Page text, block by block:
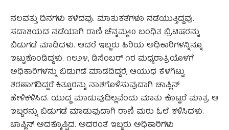
ನಲವತ್ತು ದಿನಗಳು ಕಳೆದವು. ಮಾತುಕತೆಗಳೂ ನಡೆಯುತ್ತಿದ್ದವು.
ಸದಾಶಯದ ನಡೆಯಾಗಿ ರಾಣಿ ಚೆನ್ನಮ್ಮ40 ಬಂಧಿತ ಬ್ರಿಟಿಷರನ್ನು
ಬಿಡುಗಡೆ ಮಾಡಿದಳು. ಆದರೆ ಇಬ್ಬರು ಹಿರಿಯ ಅಧಿಕಾರಿಗಳನ್ನಿನ್ನೂ
ಇಟ್ಟುಕೊಂಡಿದ್ದಳು. ೧೮೨೪, ಡಿಸೆಂಬರ್ ೧ರ ಮಧ್ಯರಾತ್ರಿಯೊಳಗೆ
ಅಧಿಕಾರಿಗಳನ್ನು ಬಿಡುಗಡೆ ಮಾಡದಿದ್ದರೆ, ಆಯುಧ ಕೆಳಗಿಟ್ಟು
ಶರಣಾಗದಿದ್ದರೆ ಕಿತ್ತೂರನ್ನು ನಾಶಗೊಳಿಸುವುದಾಗಿ ಚಾಪ್ಲಿನ್
ಹೇಳಿಕಳಿಸಿದ. ಯುದ್ಧ ಮಾಡುವುದಿಲ್ಲವೆಂದು ಮಾತು ಕೊಟ್ಟರೆ ಮಾತ್ರ ಆ
ಇಬ್ಬರನ್ನು ಬಿಡುಗಡೆ ಮಾಡುವುದಾಗಿ ರಾಣಿ ಮರು ಓಲೆ ಕಳಿಸಿದಳು.
ಚಾಪ್ಲಿನ್ ಅದಕ್ಕೊಪ್ಪಿದ. ಅದರಂತೆ ಇಬ್ಬರು ಅಧಿಕಾರಿಗಳು